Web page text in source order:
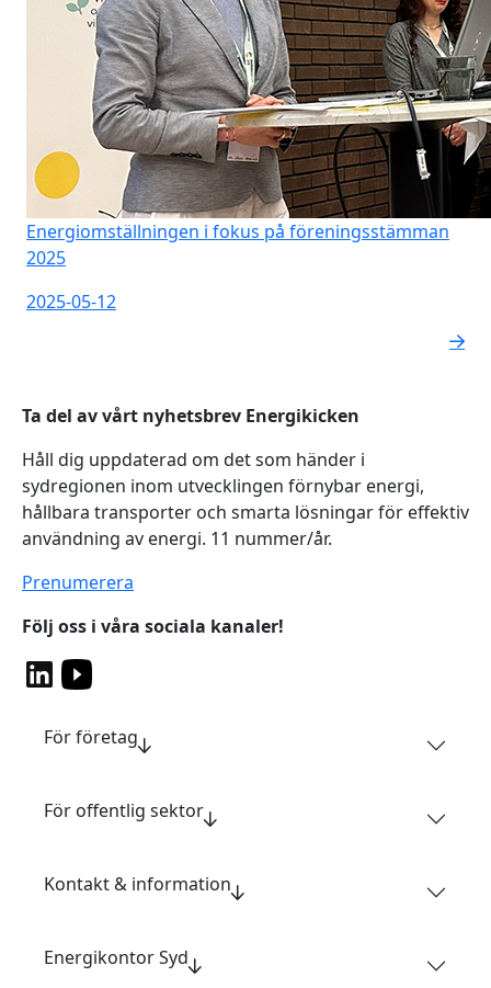
Energiomställningen i fokus på föreningsstämman
2025
2025-05-12
Ta del av vårt nyhetsbrev Energikicken
Håll dig uppdaterad om det som händer i
sydregionen inom utvecklingen förnybar energi,
hållbara transporter och smarta lösningar för effektiv
användning av energi. 11 nummer/år.
Prenumerera
Följ oss i våra sociala kanaler!
För företag
För offentlig sektor
Kontakt & information
Energikontor Syd